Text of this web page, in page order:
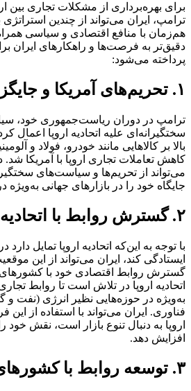
برای بهره‌برداری از مشکلات تجاری بین
ترامپ، ایران می‌تواند از چندین
هم‌زمان با منافع اقتصادی و سیاسی همراه
دقیق‌تر به فرصت‌ها و راهکارهای ایران
پرداخته می‌شود:
۱. تحریم‌های آمریکا و جایگزینی بازارها:
ترامپ در دوران ریاست‌جمهوری خود،
سختگیرانه‌ای علیه اتحادیه اروپا اعمال
بالا بر کالاهایی مانند خودرو، فولاد و
کاهش تعاملات تجاری اروپا با آمریکا شد.
می‌تواند از تحریم‌ها و سیاست‌های
جایگاه خود را در بازارهای جهانی به‌ویژه
۲. گسترش روابط با اتحادیه اروپا:
با توجه به این‌که اتحادیه اروپا تمایل
ایستادگی کند، ایران می‌تواند از این
گسترش روابط اقتصادی خود با کشورهای
اتحادیه اروپا در تلاش است تا روابط
به‌ویژه در حوزه‌هایی نظیر انرژی (نفت و
فناوری. ایران می‌تواند با استفاده از
اروپا به دنبال تنوع بازار است، نقش خود
افزایش دهد.
۳. توسعه روابط با کشورهای آسیایی: